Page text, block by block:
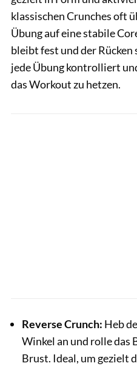
klassischen Crunches oft
Übung auf eine stabile
bleibt fest und der
jede Übung kontrolliert
das Workout zu hetzen.
Reverse Crunch: Heb
Winkel an und rolle das
Brust. Ideal, um gezielt